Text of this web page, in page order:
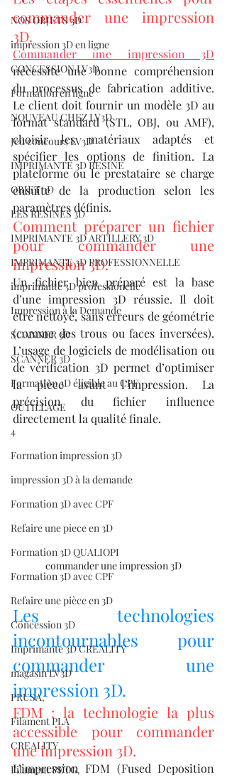
NOS OBJETS 3D
impression 3D en ligne
CONCESSION LV3D
Formation en ligne
NOUVEAU CHEZ LV3D
Jeu concours LV3D
IMPRIMANTE 3D RESINE
OBJET 3D
LES RESINES 3D
IMPRIMANTE 3D ARTILLERY 3D
IMPRIMANTE 3D PROFESSIONNELLE
imprimante 3D professionelle
Impression à la Demande
SCANNER 3D
SCANNER 3D
Formation 3D éligible au CPF
OUTILLAGE
4
Formation impression 3D
impression 3D à la demande
Formation 3D avec CPF
Refaire une piece en 3D
Formation 3D QUALIOPI
Formation 3D avec CPF
Refaire une pièce en 3D
Concession 3D
Imprimante 3D CREALITY
magasin LV3D
PRUSA,
Filament PLA
CREALITY
Filament PETG,
commander une impression
3D.
Commander une impression 3D
nécessite une bonne compréhension
du processus de fabrication additive.
Le client doit fournir un modèle 3D au
format standard (STL, OBJ, ou AMF),
choisir les matériaux adaptés et
spécifier les options de finition. La
plateforme ou le prestataire se charge
ensuite de la production selon les
paramètres définis.
Comment préparer un fichier
pour commander une
impression 3D.
Un fichier bien préparé est la base
d’une impression 3D réussie. Il doit
être nettoyé, sans erreurs de géométrie
(comme des trous ou faces inversées).
L’usage de logiciels de modélisation ou
de vérification 3D permet d’optimiser
la pièce avant l’impression. La
précision du fichier influence
directement la qualité finale.
commander une impression 3D
Les technologies
incontournables pour
commander une
impression 3D.
FDM : la technologie la plus
accessible pour commander
une impression 3D.
L’impression FDM (Fused Deposition